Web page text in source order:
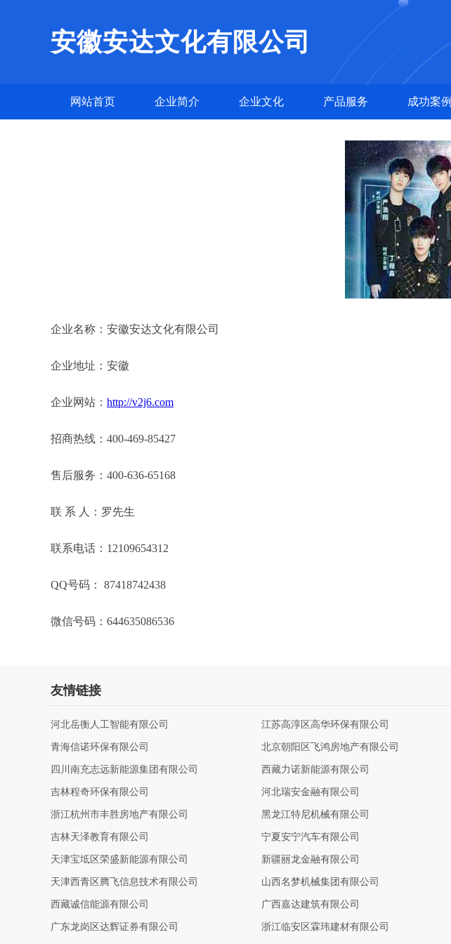
安徽安达文化有限公司
网站首页 企业简介 企业文化 产品服务 成功案例
企业名称：安徽安达文化有限公司
企业地址：安徽
企业网站： http://v2j6.com
招商热线：400-469-85427
售后服务：400-636-65168
联 系 人：罗先生
联系电话：12109654312
QQ号码： 87418742438
微信号码：644635086536
友情链接
河北岳衡人工智能有限公司 江苏高淳区高华环保有限公司
青海信诺环保有限公司 北京朝阳区飞鸿房地产有限公司
四川南充志远新能源集团有限公司 西藏力诺新能源有限公司
吉林程奇环保有限公司 河北瑞安金融有限公司
浙江杭州市丰胜房地产有限公司 黑龙江特尼机械有限公司
吉林天泽教育有限公司 宁夏安宁汽车有限公司
天津宝坻区荣盛新能源有限公司 新疆丽龙金融有限公司
天津西青区腾飞信息技术有限公司 山西名梦机械集团有限公司
西藏诚信能源有限公司 广西嘉达建筑有限公司
广东龙岗区达辉证券有限公司 浙江临安区霖玮建材有限公司